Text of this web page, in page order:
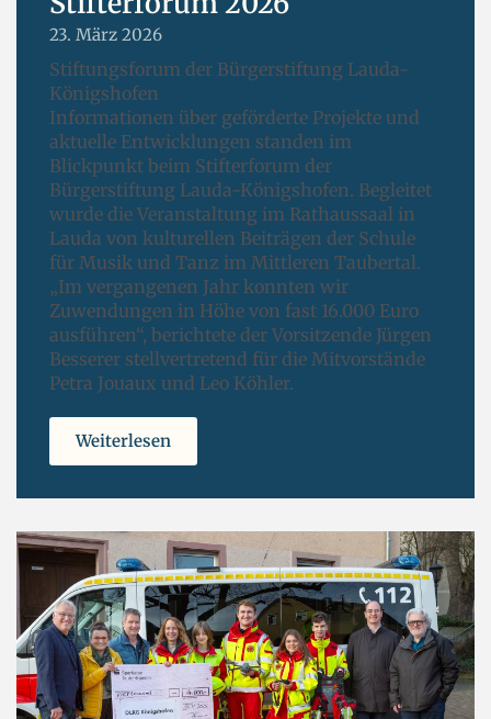
23. März 2026
Stiftungsforum der Bürgerstiftung Lauda-
Königshofen
Informationen über geförderte Projekte und
aktuelle Entwicklungen standen im
Blickpunkt beim Stifterforum der
Bürgerstiftung Lauda-Königshofen. Begleitet
wurde die Veranstaltung im Rathaussaal in
Lauda von kulturellen Beiträgen der Schule
für Musik und Tanz im Mittleren Taubertal.
„Im vergangenen Jahr konnten wir
Zuwendungen in Höhe von fast 16.000 Euro
ausführen“, berichtete der Vorsitzende Jürgen
Besserer stellvertretend für die Mitvorstände
Petra Jouaux und Leo Köhler.
Weiterlesen